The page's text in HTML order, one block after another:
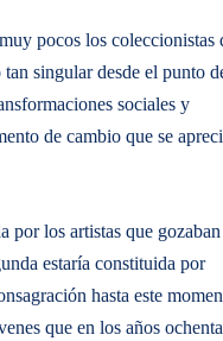
pocos los coleccionistas
singular desde el punto
sociales y
de cambio que se
por los artistas que
estaría constituida por
hasta este
que en los años ochenta